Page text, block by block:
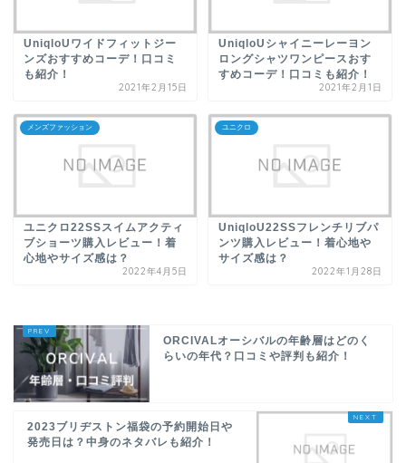
UniqloUワイドフィットジー
ンズおすすめコーデ！口コミ
も紹介！
2021年2月15日
UniqloUシャイニーレーヨン
ロングシャツワンピースおす
すめコーデ！口コミも紹介！
2021年2月1日
メンズファッション
ユニクロ22SSスイムアクティ
ブショーツ購入レビュー！着
心地やサイズ感は？
2022年4月5日
ユニクロ
UniqloU22SSフレンチリブパ
ンツ購入レビュー！着心地や
サイズ感は？
2022年1月28日
ORCIVALオーシバルの年齢層はどのく
らいの年代？口コミや評判も紹介！
2023ブリヂストン福袋の予約開始日や
発売日は？中身のネタバレも紹介！